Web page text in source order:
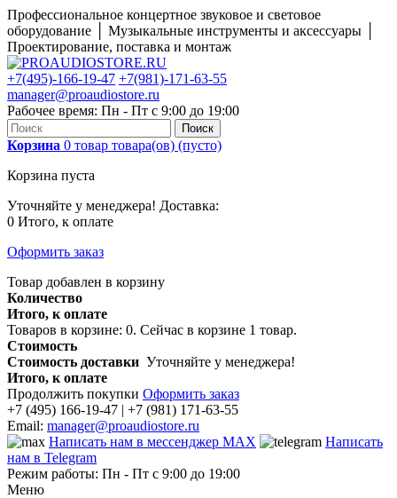
Профессиональное концертное звуковое и световое
оборудование │ Музыкальные инструменты и аксессуары │
Проектирование, поставка и монтаж
+7(495)-166-19-47 +7(981)-171-63-55
manager@proaudiostore.ru
Рабочее время: Пн - Пт с 9:00 до 19:00
Поиск
Корзина 0 товар товара(ов) (пусто)
Корзина пуста
Уточняйте у менеджера! Доставка:
0 Итого, к оплате
Оформить заказ
Товар добавлен в корзину
Количество
Итого, к оплате
Товаров в корзине: 0. Сейчас в корзине 1 товар.
Стоимость
Стоимость доставки Уточняйте у менеджера!
Итого, к оплате
Продолжить покупки Оформить заказ
+7 (495) 166-19-47 | +7 (981) 171-63-55
Email: manager@proaudiostore.ru
Написать нам в мессенджер MAX
Написать
нам в Telegram
Режим работы: Пн - Пт с 9:00 до 19:00
Меню